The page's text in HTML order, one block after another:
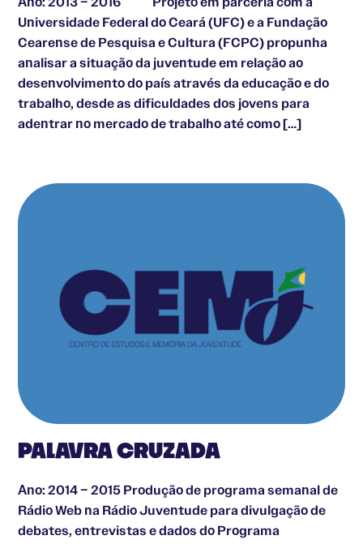
Universidade Federal do Ceará (UFC) e a Fundação
Cearense de Pesquisa e Cultura (FCPC) propunha
analisar a situação da juventude em relação ao
desenvolvimento do país através da educação e do
trabalho, desde as dificuldades dos jovens para
adentrar no mercado de trabalho até como […]
PALAVRA CRUZADA
Ano: 2014 – 2015 Produção de programa semanal de
Rádio Web na Rádio Juventude para divulgação de
debates, entrevistas e dados do Programa